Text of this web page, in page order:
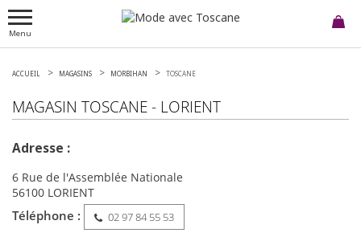
Menu
ACCUEIL MAGASINS MORBIHAN TOSCANE
MAGASIN TOSCANE- LORIENT
Adresse :
6 Rue de l'Assemblée Nationale
56100 LORIENT
Téléphone : 02 97 84 55 53